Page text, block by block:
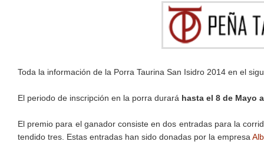
Toda la información de la Porra Taurina San Isidro 2014 en el
El periodo de inscripción en la porra durará hasta el 8 de Mayo
El premio para el ganador consiste en dos entradas para la
tendido tres. Estas entradas han sido donadas por la empresa